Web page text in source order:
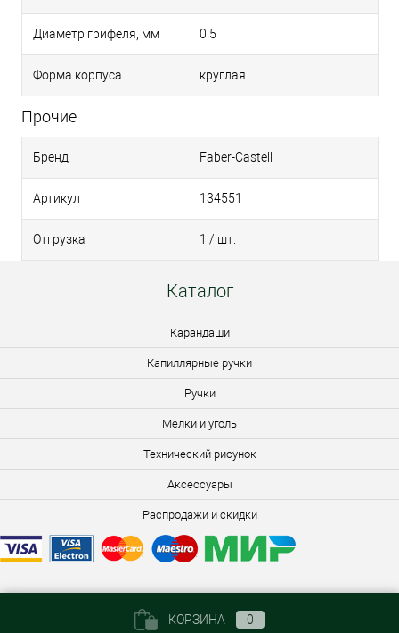
Диаметр грифеля, мм 0.5
Форма корпуса круглая
Прочие
Бренд Faber-Castell
Артикул 134551
Отгрузка 1 / шт.
Каталог
Карандаши
Капиллярные ручки
Ручки
Мелки и уголь
Технический рисунок
Аксессуары
Распродажи и скидки
КОРЗИНА 0